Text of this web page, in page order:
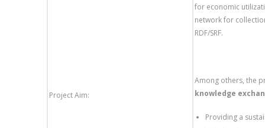
Project Aim:
for economic
network for
RDF/SRF.
Among others, the
knowledge
Providing a